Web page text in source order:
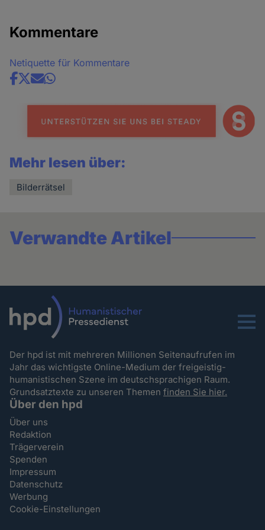
Kommentare
Netiquette für Kommentare
Share
news
Mehr lesen über:
Bilderrätsel
Verwandte Artikel
Menu
Der hpd ist mit mehreren Millionen Seitenaufrufen im
Jahr das wichtigste Online-Medium der freigeistig-
humanistischen Szene im deutschsprachigen Raum.
Grundsatztexte zu unseren Themenfinden Sie hier.
Über den hpd
Über uns
Redaktion
Trägerverein
Spenden
Impressum
Datenschutz
Werbung
Cookie-Einstellungen